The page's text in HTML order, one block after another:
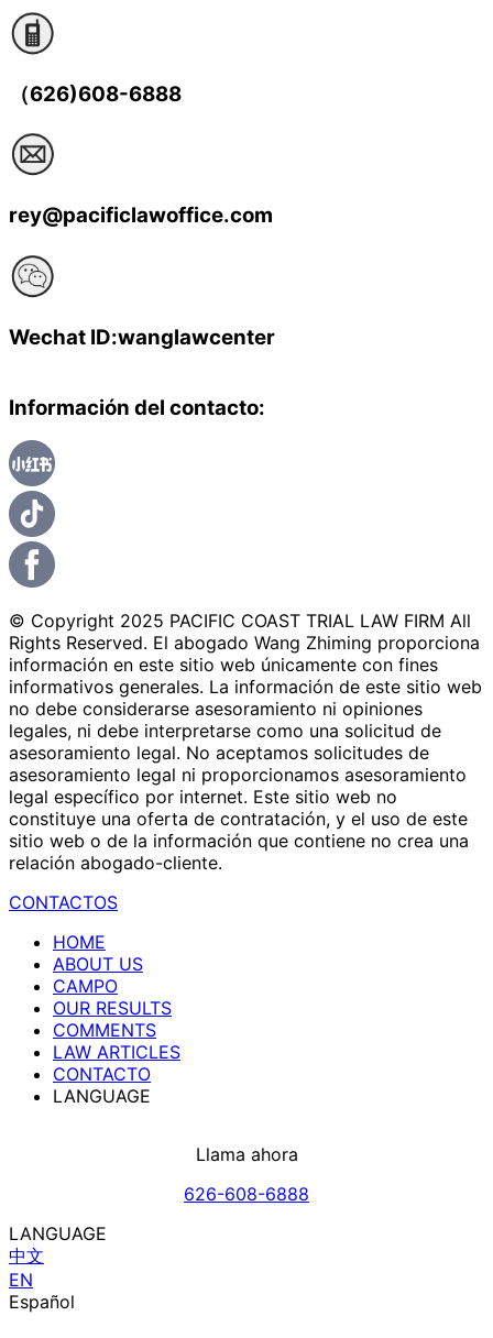
（626)608-6888
rey@pacificlawoffice.com
Wechat ID:wanglawcenter
Información del contacto:
© Copyright 2025 PACIFIC COAST TRIAL LAW FIRM All
Rights Reserved. El abogado Wang Zhiming proporciona
información en este sitio web únicamente con fines
informativos generales. La información de este sitio web
no debe considerarse asesoramiento ni opiniones
legales, ni debe interpretarse como una solicitud de
asesoramiento legal. No aceptamos solicitudes de
asesoramiento legal ni proporcionamos asesoramiento
legal específico por internet. Este sitio web no
constituye una oferta de contratación, y el uso de este
sitio web o de la información que contiene no crea una
relación abogado-cliente.
CONTACTOS
HOME
ABOUT US
CAMPO
OUR RESULTS
COMMENTS
LAW ARTICLES
CONTACTO
LANGUAGE
Llama ahora
626-608-6888
LANGUAGE
中文
EN
Español